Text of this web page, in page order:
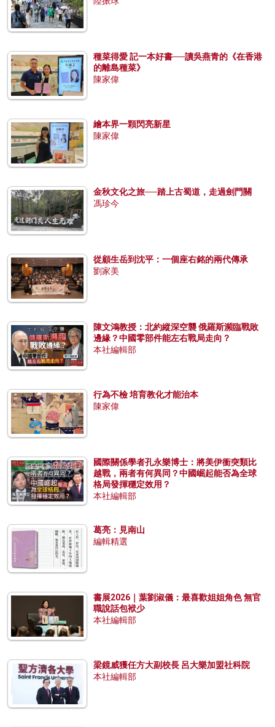
種菜得愛 記一本好書──讀吳燕青的《在香港
的離島種菜》
陳家偉
繪本界一顆閃亮新星
陳家偉
金秋文化之旅──踏上古蜀道，走過劍門關
馮珍今
從顧生岳到沈平：一個座右銘的兩代傳承
劉家美
陳文鴻教授：北約縱深空襲 俄羅斯瀕臨戰敗
邊緣？中國零部件能左右戰局走向？
本社編輯部
行為不檢 培育教化才能治本
陳家偉
國際關係學者孔永樂博士：將美伊衝突類比
越戰，兩者有何異同？中國崛起能否為全球
格局發揮穩定效用？
本社編輯部
葛亮：見南山
編輯精選
書展2026｜葉劉淑儀：最喜歡姐姐角色 無官
職說話包袱少
本社編輯部
梁鏡威獲任方大副校長 呂大樂加盟社科院
本社編輯部